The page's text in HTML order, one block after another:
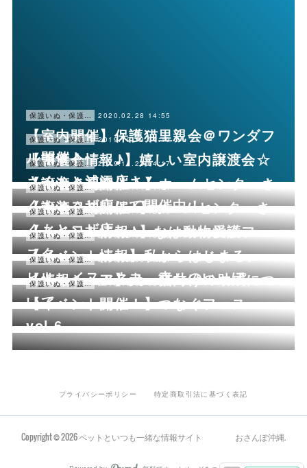
保護いぬ・保護ねこ情報・譲渡会情報 2020.02.28 14:55
【室内開催】保護猫里親会＠ワンダフ
ル開催♪
保護いぬ・保護ねこ情報・譲渡会情報 2019.12.19 01:19
【譲渡会情報♪】嬉しい室内譲渡会☆
さくもと浦添店さん
保護いぬ・保護ねこ情報・譲渡会情報 2019.11.23 04:17
【譲渡会初開催！】ホームセンターさ
くもとコザ店にて開催中！
保護いぬ・保護ねこ情報・譲渡会情報 2019.11.14 11:04
【譲渡会初開催♪】ホームセンターさ
くもとコザ店
保護いぬ・保護ねこ情報・譲渡会情報 2019.10.17 12:49
【イベント情報♪】なは動物愛護フェ
スタ
保護いぬ・保護ねこ情報・譲渡会情報 2019.10.09 15:08
【イベント情報】私からはじまる。‐
ヒト・イヌ・ネコ、幸せのいっぽ‐
保護いぬ・保護ねこ情報・譲渡会情報 2019.10.09 13:34
【情報シェア】犬・猫向けの助成につ
いて
保護いぬ・保護ねこ情報・譲渡会情報 2019.10.09 03:35
【イベント開催！】つなぐフェス
vol.6
プライバシーポリシー 特定商取引法に基づく表記
Copyright ©2026ペットといつも一緒な情報サイト おさんぽ沖縄.